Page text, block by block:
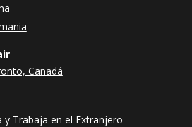
Canadá
y Trabaja en el Extranjero